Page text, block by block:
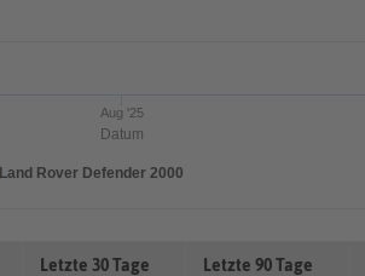
Datum
Land Rover Defender 2000
Aug '25
Letzte 30 Tage Letzte 90 Tage